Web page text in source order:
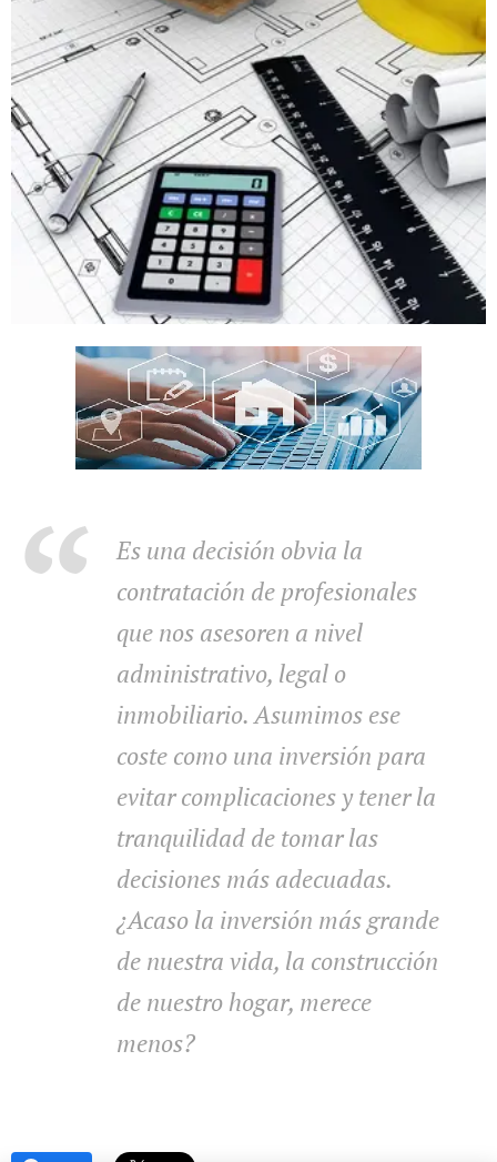
Es una decisión obvia la
contratación de profesionales
que nos asesoren a nivel
administrativo, legal o
inmobiliario. Asumimos ese
coste como una inversión para
evitar complicaciones y tener la
tranquilidad de tomar las
decisiones más adecuadas.
¿Acaso la inversión más grande
de nuestra vida, la construcción
de nuestro hogar, merece
menos?